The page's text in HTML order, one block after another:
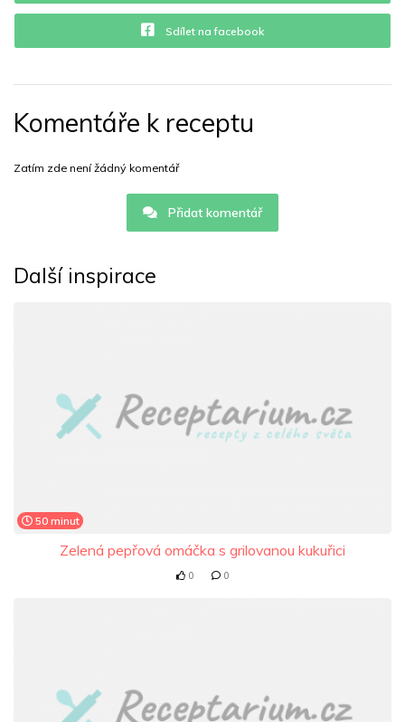
Sdílet na facebook
Komentáře k receptu
Zatím zde není žádný komentář
Přidat komentář
Další inspirace
50 minut
Zelená pepřová omáčka s grilovanou kukuřici
0 0